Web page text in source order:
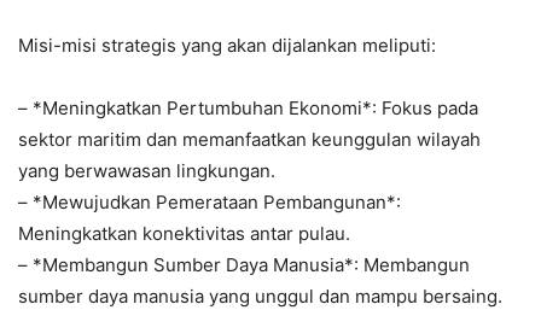
Misi-misi strategis yang akan dijalankan meliputi:
– *Meningkatkan Pertumbuhan Ekonomi*: Fokus pada
sektor maritim dan memanfaatkan keunggulan wilayah
yang berwawasan lingkungan.
– *Mewujudkan Pemerataan Pembangunan*:
Meningkatkan konektivitas antar pulau.
– *Membangun Sumber Daya Manusia*: Membangun
sumber daya manusia yang unggul dan mampu bersaing.